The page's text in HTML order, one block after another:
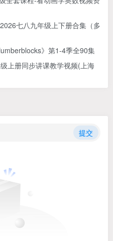
七八九年级上下册合集（多
》第1-4季全90集
上册同步讲课教学视频(上海
提交